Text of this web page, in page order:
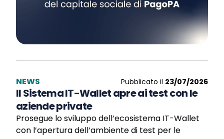
NEWS Pubblicato il 23/07/2026
Il Sistema IT-Wallet apre ai test con le
aziende private
Prosegue lo sviluppo dell’ecosistema IT-Wallet
con l’apertura dell’ambiente di test per le